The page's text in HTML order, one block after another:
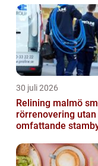
30 juli 2026
Relining malmö smart
rörrenovering utan
omfattande